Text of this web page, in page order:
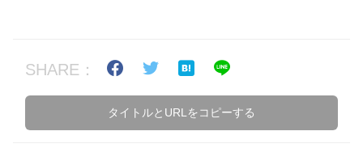
SHARE：
タイトルとURLをコピーする